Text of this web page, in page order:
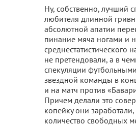
Ну, собственно, лучший
любителя длинной
абсолютной апатии
пинание мяча ногами и
среднестатистического
не претендовали, а в
спекуляции
звездной команды в
и на матч против
Причем делали это
копейку они
количество свободных